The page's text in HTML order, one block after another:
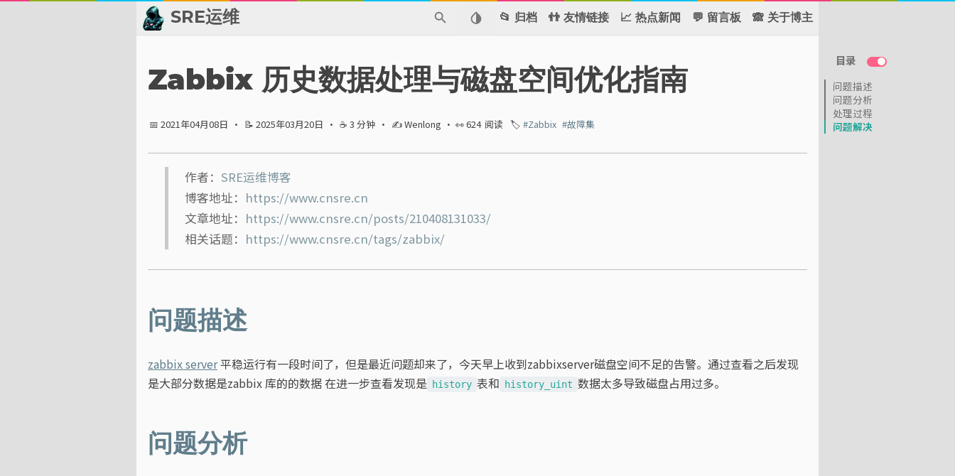
SRE运维
👬 友情链接
📈 热点新闻
🙈 关于博主
📂 归档 👬 友情链接 📈 热点新闻 💬 留言板 🙈 关于博主
Zabbix 历史数据处理与磁盘空间优化指南
📅 2021年04月08日 · 📝 2025年03月20日 · ☕ 3 分钟 · ✍ Wenlong · 👀624 阅读 🏷️ #Zabbix #故障集
作者： SRE运维博客
博客地址： https://www.cnsre.cn
文章地址： https://www.cnsre.cn/posts/210408131033/
相关话题： https://www.cnsre.cn/tags/zabbix/
问题描述
zabbix server平稳运行有一段时间了，但是最近问题却来了，今天早上收到zabbixserver磁盘空间不足的告警。通过查看之后发现
是大部分数据是zabbix 库的的数据 在进一步查看发现是 history 表和 history_uint 数据太多导致磁盘占用过多。
问题分析
目录
问题描述
问题分析
处理过程
问题解决